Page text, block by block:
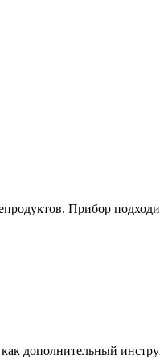
Прибор
дополнительный